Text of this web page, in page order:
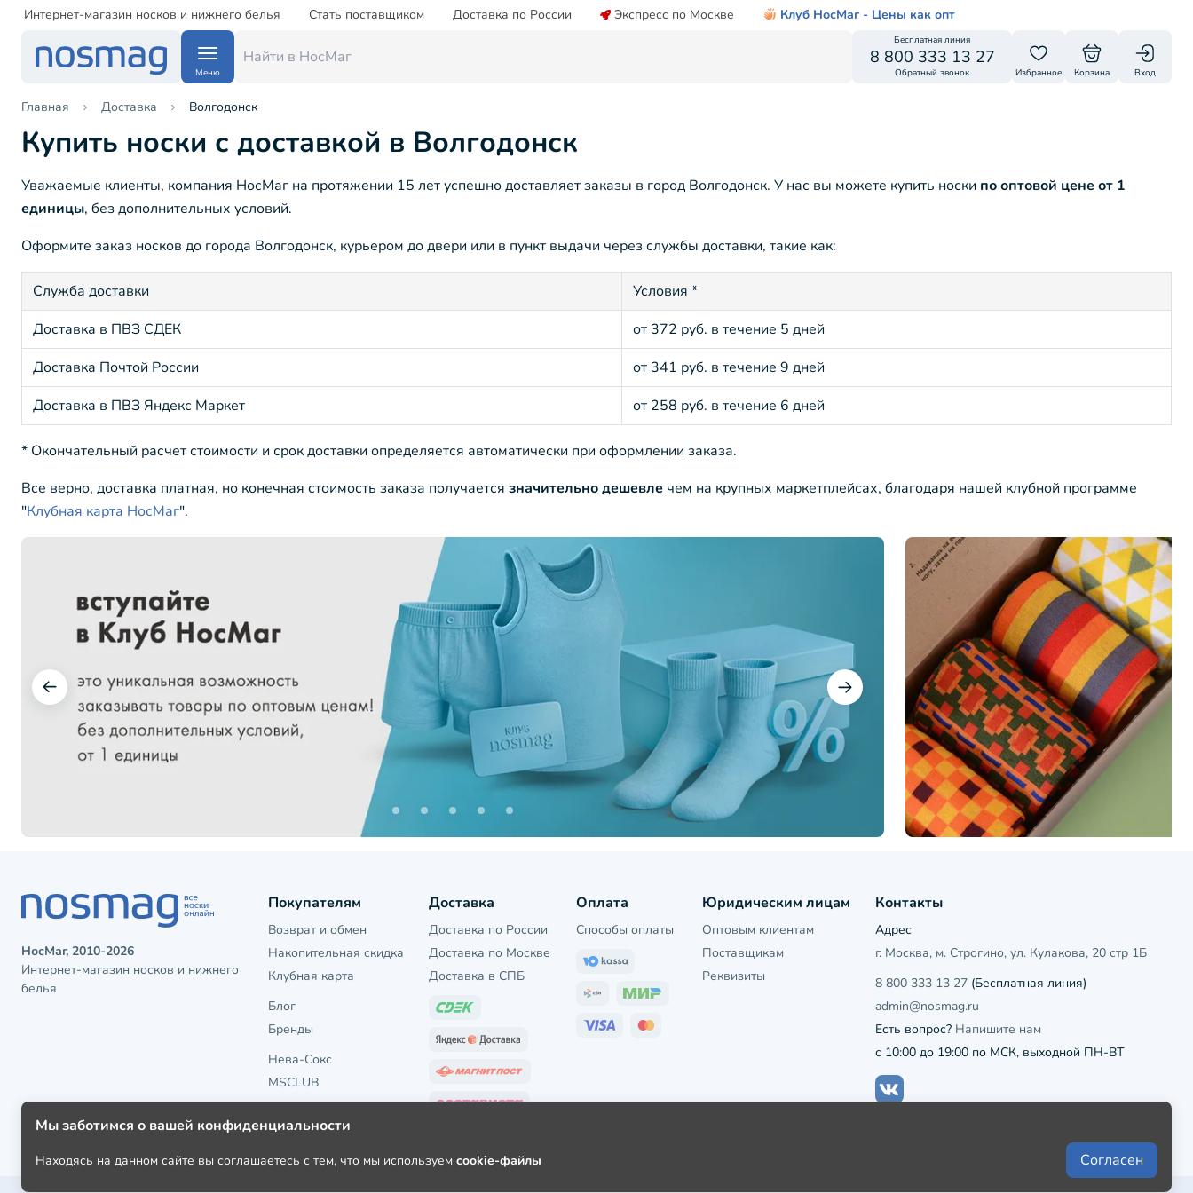
Интернет-магазин носков и нижнего белья Стать поставщиком Доставка по России Экспресс по Москве Клуб НосМаг - Цены как опт
Меню
Бесплатная линия
8 800 333 13 27
Обратный звонок Избранное Корзина Вход
Главная Доставка Волгодонск
Купить носки с доставкой в Волгодонск
Уважаемые клиенты, компания НосМаг на протяжении 15 лет успешно доставляет заказы в город Волгодонск. У нас вы можете купить носки по оптовой цене от 1
единицы, без дополнительных условий.
Оформите заказ носков до города Волгодонск, курьером до двери или в пункт выдачи через службы доставки, такие как:
Служба доставки
Условия *
Доставка в ПВЗ СДЕК
от 372 руб. в течение 5 дней
Доставка Почтой России
от 341 руб. в течение 9 дней
Доставка в ПВЗ Яндекс Маркет
от 258 руб. в течение 6 дней
* Окончательный расчет стоимости и срок доставки определяется автоматически при оформлении заказа.
Все верно, доставка платная, но конечная стоимость заказа получается значительно дешевле чем на крупных маркетплейсах, благодаря нашей клубной программе
"Клубная карта НосМаг".
НосМаг, 2010-2026
Интернет-магазин носков и нижнего
белья
Покупателям
Возврат и обмен
Накопительная скидка
Клубная карта
Блог
Бренды
Нева-Сокс
MSCLUB
Доставка
Доставка по России
Доставка по Москве
Доставка в СПБ
Оплата
Способы оплаты
Юридическим лицам
Оптовым клиентам
Поставщикам
Реквизиты
Контакты
Адрес
г. Москва, м. Строгино, ул. Кулакова, 20 стр 1Б
8 800 333 13 27(Бесплатная линия)
admin@nosmag.ru
Есть вопрос? Напишите нам
с 10:00 до 19:00 по МСК, выходной ПН-ВТ
Мы заботимся о вашей конфиденциальности
Находясь на данном сайте вы соглашаетесь с тем, что мы используем cookie-файлы Согласен